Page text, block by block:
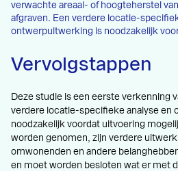
verwachte areaal- of hoogteherstel
afgraven. Een verdere locatie-
ontwerpuitwerking is noodzakelijk
Vervolgstappen
Deze studie is een eerste verkenning
verdere locatie-specifieke analyse en
noodzakelijk voordat uitvoering
worden genomen, zijn verdere
omwonenden en andere
en moet worden besloten wat er met